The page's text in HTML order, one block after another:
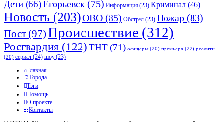
Дети (66)Егорьевск (75) Информация (23) Криминал (46)
Новость (203)ОВО (85) Обстрел (23) Пожар (83)
Пост (97)Происшествие (312)
Росгвардия (122)ТНТ (71) офицеры (20) премьера (22) реалити
(20) сериал (24) шоу (23)
Исследовать
Главная
Города
Тэги
Помощь
О проекте
Контакты